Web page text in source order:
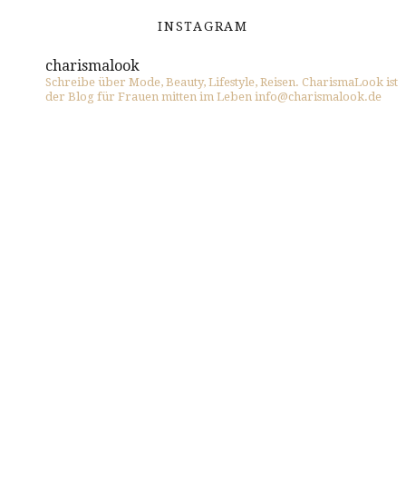
INSTAGRAM
charismalook
Schreibe über Mode, Beauty, Lifestyle, Reisen. CharismaLook ist
der Blog für Frauen mitten im Leben info@charismalook.de